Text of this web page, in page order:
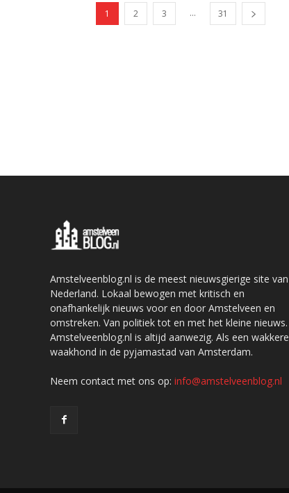
1 2 3 ... 31
Amstelveenblog.nl is de meest nieuwsgierige site van
Nederland. Lokaal bewogen met kritisch en
onafhankelijk nieuws voor en door Amstelveen en
omstreken. Van politiek tot en met het kleine nieuws.
Amstelveenblog.nl is altijd aanwezig. Als een wakkere
waakhond in de pyjamastad van Amsterdam.
Neem contact met ons op: info@amstelveenblog.nl